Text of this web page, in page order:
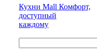
Кухни Mall Комфорт,
доступный
каждому